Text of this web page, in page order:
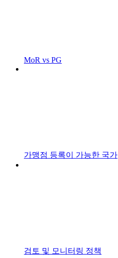
MoR vs PG
가맹점 등록이 가능한 국가
검토 및 모니터링 정책